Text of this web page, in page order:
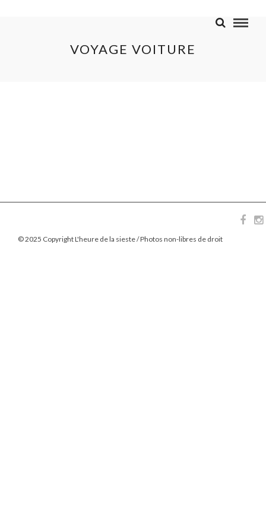
VOYAGE VOITURE
© 2025 Copyright L'heure de la sieste / Photos non-libres de droit